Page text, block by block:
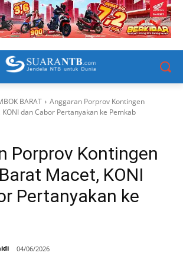
BARAT
Anggaran Porprov Kontingen
dan Cabor Pertanyakan ke Pemkab
Porprov Kontingen
Macet, KONI
Pertanyakan ke
04/06/2026